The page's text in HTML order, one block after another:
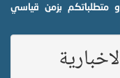
متطلباتكم بزمن قياسي